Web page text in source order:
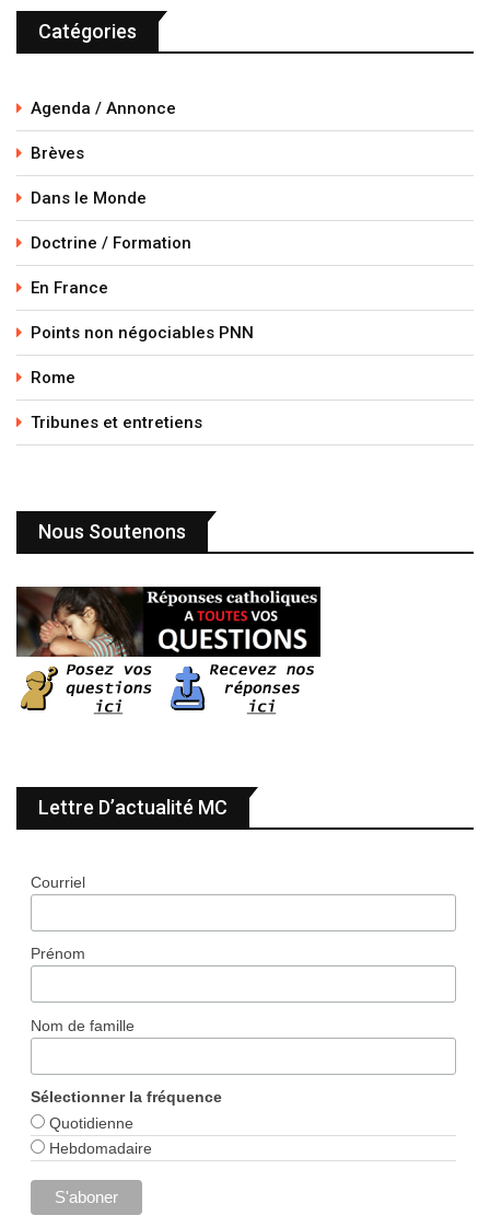
Catégories
Agenda / Annonce
Brèves
Dans le Monde
Doctrine / Formation
En France
Points non négociables PNN
Rome
Tribunes et entretiens
Nous Soutenons
Lettre D’actualité MC
Courriel
Prénom
Nom de famille
Sélectionner la fréquence
Quotidienne
Hebdomadaire